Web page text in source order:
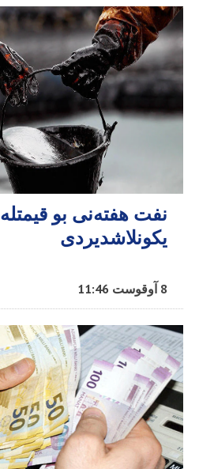
نفت هفته‌نی بو قیمتله
یکونلاشدیردی
8 آوقوست 11:46